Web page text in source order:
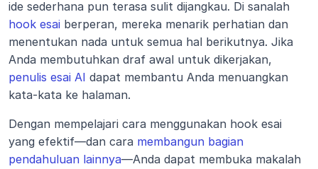
hook esai berperan, mereka menarik perhatian dan
menentukan nada untuk semua hal berikutnya. Jika
penulis esai AI dapat membantu Anda menuangkan
kata-kata ke halaman.
Dengan mempelajari cara menggunakan hook esai
yang efektif—dan cara membangun bagian
pendahuluan lainnya—Anda dapat membuka makalah